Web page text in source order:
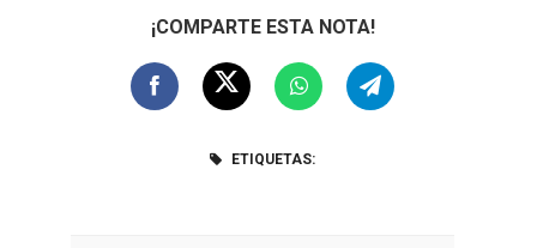
¡COMPARTE ESTA NOTA!
ETIQUETAS: